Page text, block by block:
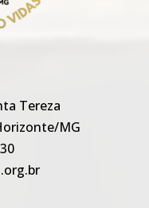
Tereza
MG